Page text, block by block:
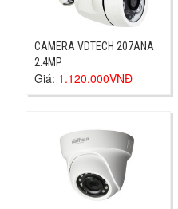
CAMERA VDTECH 207ANA
2.4MP
Giá: 1.120.000VNĐ